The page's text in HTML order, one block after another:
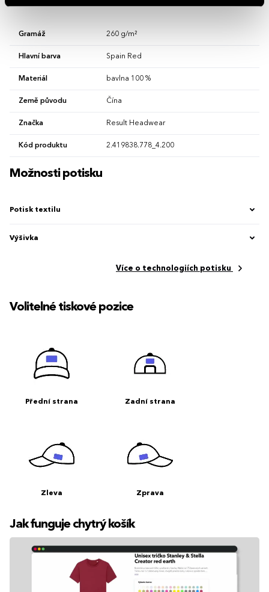
Gramáž 260 g/m²
Hlavní barva Spain Red
Materiál bavlna 100 %
Země původu Čína
Značka Result Headwear
Kód produktu 2.419838.778_4.200
Možnosti potisku
Potisk textilu
Výšivka
Více o technologiích potisku
Volitelné tiskové pozice
Přední strana Zadní strana
Zleva Zprava
Jak funguje chytrý košík